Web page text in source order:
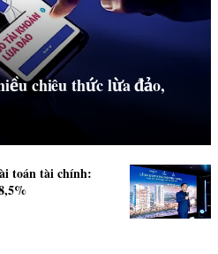
chiêu thức lừa đảo,
toán tài chính: